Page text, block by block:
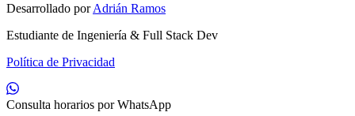
Desarrollado porAdrián Ramos
Estudiante de Ingeniería & Full Stack Dev
Política de Privacidad
Consulta horarios por WhatsApp